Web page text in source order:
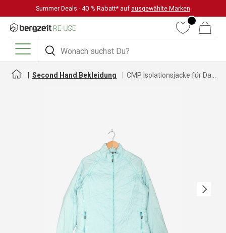
DIREKT ZUM INHALT
Summer Deals - 40 % Rabatt* auf ausgewählte Marken
Suchen
Suchen
WunschlisteWarenkorb
Menü
Second Hand Bekleidung
Nächste